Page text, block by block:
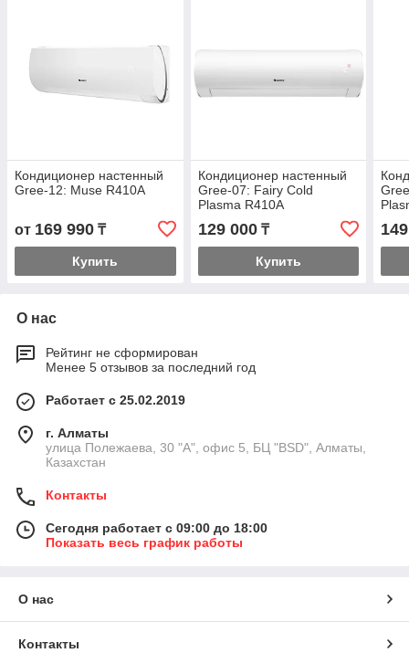
Кондиционер настенный
Gree-12: Muse R410A
от 169 990 ₸
Купить
Кондиционер настенный
Gree-07: Fairy Cold
Plasma R410A
129 000₸
Купить
О нас
Рейтинг не сформирован
Менее 5 отзывов за последний год
Работает с 25.02.2019
г. Алматы
улица Полежаева, 30 "А", офис 5, БЦ "BSD", Алматы,
Казахстан
Контакты
Сегодня работает с 09:00 до 18:00
Показать весь график работы
О нас
Контакты